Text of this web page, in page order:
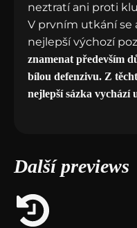
neztratí ani proti
V prvním utkání se
nejlepší výchozí
znamenat především
bílou defenzivu. Z
nejlepší sázka vychází
Další previews